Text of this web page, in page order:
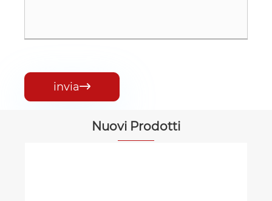
invia
Nuovi Prodotti